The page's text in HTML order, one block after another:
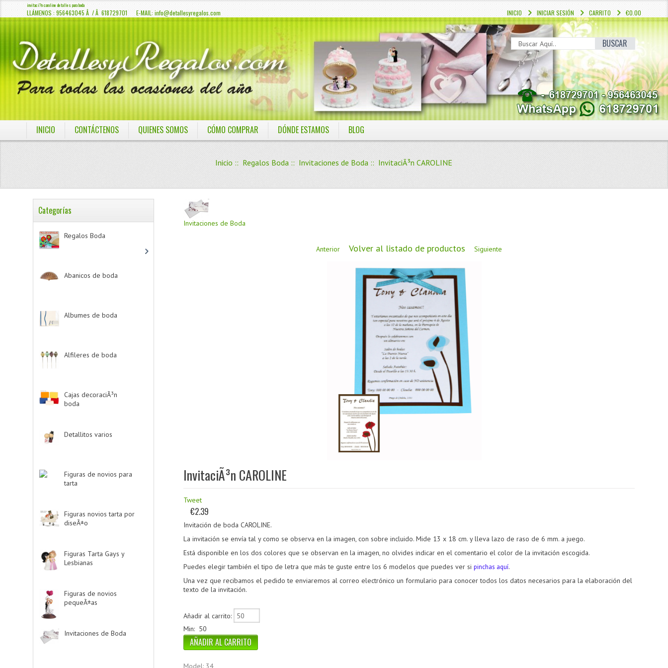
invitaci?n caroline detalles para boda
LLÁMENOS : 956463045 Â / Â 618729701 E-MAIL: info@detallesyregalos.com €0.00
CARRITO
INICIAR SESIÓN
INICIO
BUSCAR
INICIO CONTÁCTENOS QUIENES SOMOS CÓMO COMPRAR DÓNDE ESTAMOS BLOG
Inicio :: Regalos Boda :: Invitaciones de Boda :: InvitaciÃ³n CAROLINE
Invitaciones de Boda
Anterior Volver al listado de productos Siguiente
InvitaciÃ³n CAROLINE
Tweet
€2.39
Invitación de boda CAROLINE.
La invitación se envía tal y como se observa en la imagen, con sobre incluido. Mide 13 x 18 cm. y lleva lazo de raso de 6 mm. a juego.
Está disponible en los dos colores que se observan en la imagen, no olvides indicar en el comentario el color de la invitación escogida.
Puedes elegir también el tipo de letra que más te guste entre los 6 modelos que puedes ver si pinchas aquí.
Una vez que recibamos el pedido te enviaremos al correo electrónico un formulario para conocer todos los datos necesarios para la elaboración del
texto de la invitación.
Añadir al carrito:
Min: 50
Model: 34
Categorías
Regalos Boda
Abanicos de boda
Albumes de boda
Alfileres de boda
Cajas decoraciÃ³n
boda
Detallitos varios
Figuras de novios para
tarta
Figuras novios tarta por
diseÃ±o
Figuras Tarta Gays y
Lesbianas
Figuras de novios
pequeÃ±as
Invitaciones de Boda